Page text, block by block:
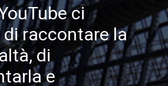
ci
raccontare la
di
e